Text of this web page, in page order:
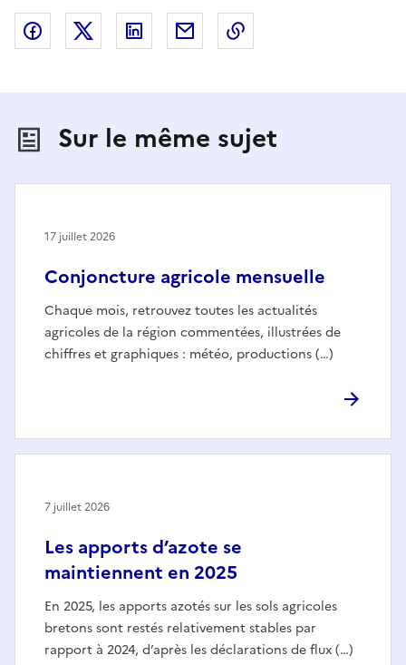
Partager sur Facebook
Partager sur X (anciennement Twitter)
Partager sur LinkedIn
Partager par email
Sur le même sujet
Conjoncture agricole mensuelle
Chaque mois, retrouvez toutes les actualités
agricoles de la région commentées, illustrées de
chiffres et graphiques : météo, productions (…)
17 juillet 2026
Les apports d’azote se
maintiennent en 2025
En 2025, les apports azotés sur les sols agricoles
bretons sont restés relativement stables par
rapport à 2024, d’après les déclarations de flux (…)
7 juillet 2026